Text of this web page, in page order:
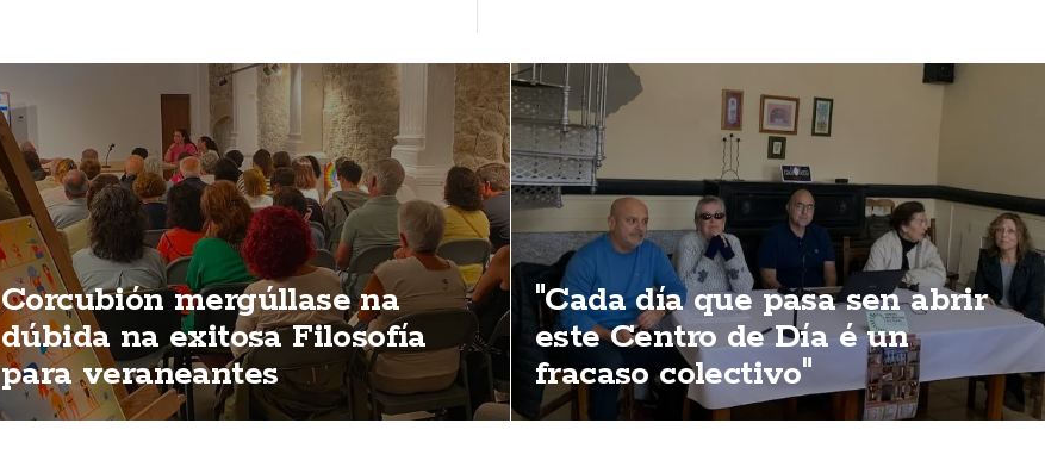
Corcubión mergúllase na
dúbida na exitosa Filosofía
para veraneantes
"Cada día que pasa sen abrir
este Centro de Día é un
fracaso colectivo"